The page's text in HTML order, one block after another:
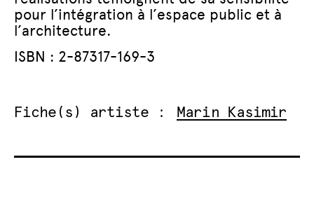
pour l’intégration à l’espace public et à
l’architecture.
ISBN : 2-87317-169-3
Fiche(s) artiste : Marin Kasimir